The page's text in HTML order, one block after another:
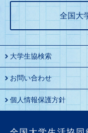
全国大
大学生協検索
お問い合わせ
個人情報保護方針